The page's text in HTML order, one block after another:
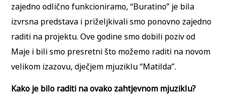
zajedno odlično funkcioniramo, “Buratino” je bila
izvrsna predstava i priželjkivali smo ponovno zajedno
raditi na projektu. Ove godine smo dobili poziv od
Maje i bili smo presretni što možemo raditi na novom
velikom izazovu, dječjem mjuziklu “Matilda”.
Kako je bilo raditi na ovako zahtjevnom mjuziklu?